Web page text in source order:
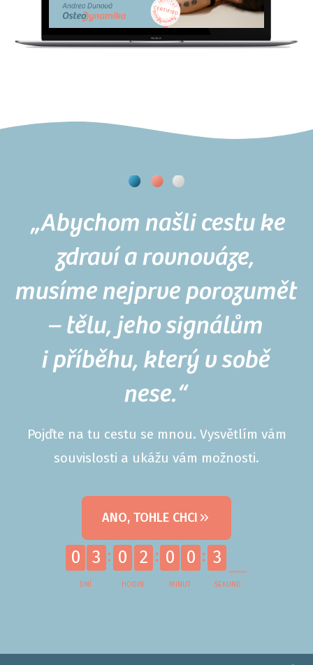
„Abychom našli cestu ke
zdraví a rovnováze,
musíme nejprve porozumět
– tělu, jeho signálům
i příběhu, který v sobě
nese.“
Pojďte na tu cestu se mnou. Vysvětlím vám
souvislosti a ukážu vám možnosti.
ANO, TOHLE CHCI
0 3
DNÍ
0 2
HODIN
0 0
MINUT
3
SEKUND